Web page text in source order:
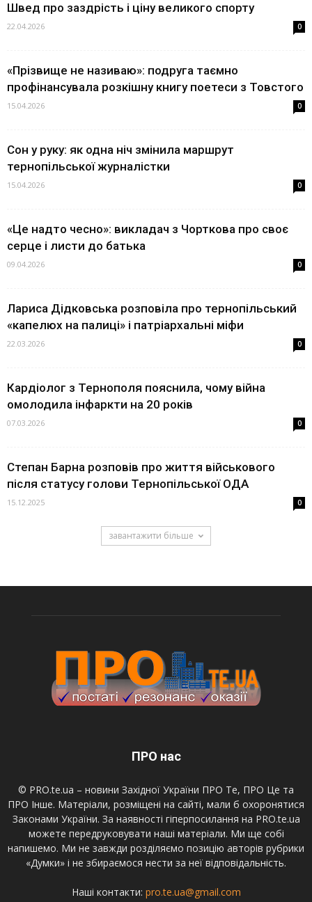
Швед про заздрість і ціну великого спорту
22.04.2026 0
«Прізвище не називаю»: подруга таємно
профінансувала розкішну книгу поетеси з Товстого
15.04.2026 0
Сон у руку: як одна ніч змінила маршрут
тернопільської журналістки
15.04.2026 0
«Це надто чесно»: викладач з Чорткова про своє
серце і листи до батька
09.04.2026 0
Лариса Дідковська розповіла про тернопільський
«капелюх на палиці» і патріархальні міфи
22.03.2026 0
Кардіолог з Тернополя пояснила, чому війна
омолодила інфаркти на 20 років
07.03.2026 0
Степан Барна розповів про життя військового
після статусу голови Тернопільської ОДА
15.12.2025 0
завантажити більше
ПРО нас
© PRO.te.ua – новини Західної України ПРО Те, ПРО Це та
ПРО Інше. Матеріали, розміщені на сайті, мали б охоронятися
Законами України. За наявності гіперпосилання на PRO.te.ua
можете передруковувати наші матеріали. Ми ще собі
напишемо. Ми не завжди розділяємо позицію авторів рубрики
«Думки» і не збираємося нести за неї відповідальність.
Наші контакти: pro.te.ua@gmail.com